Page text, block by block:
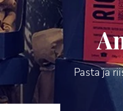
Pasta ja